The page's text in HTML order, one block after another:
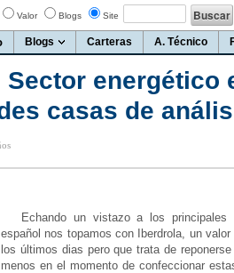
Valor Blogs Site
Blogs Carteras A. Técnico
Sector energético
casas de
Echando un vistazo a los principales
español nos topamos con Iberdrola, un
los últimos dias pero que trata de
menos en el momento de confeccionar